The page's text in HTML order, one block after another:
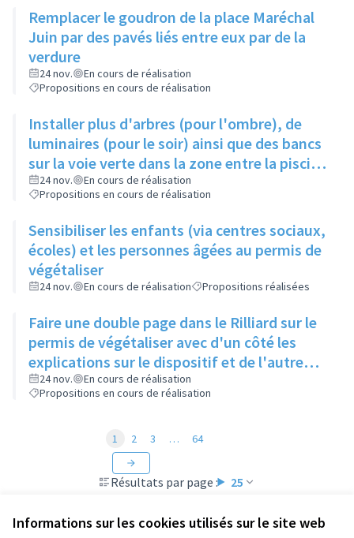
Informations sur les cookies utilisés sur le site web
Remplacer le goudron de la place Maréchal
Juin par des pavés liés entre eux par de la
verdure
24 nov.
En cours de réalisation
Propositions en cours de réalisation
Installer plus d'arbres (pour l'ombre), de
luminaires (pour le soir) ainsi que des bancs
sur la voie verte dans la zone entre la piscine
et la rue de l'Industrie
24 nov.
En cours de réalisation
Propositions en cours de réalisation
Sensibiliser les enfants (via centres sociaux,
écoles) et les personnes âgées au permis de
végétaliser
24 nov. En cours de réalisation Propositions réalisées
Faire une double page dans le Rilliard sur le
permis de végétaliser avec d'un côté les
explications sur le dispositif et de l'autre
côté des exemples concrets de lieux à
investir
24 nov.
En cours de réalisation
Propositions en cours de réalisation
Résultats par page : 25
1 2 3 … 64